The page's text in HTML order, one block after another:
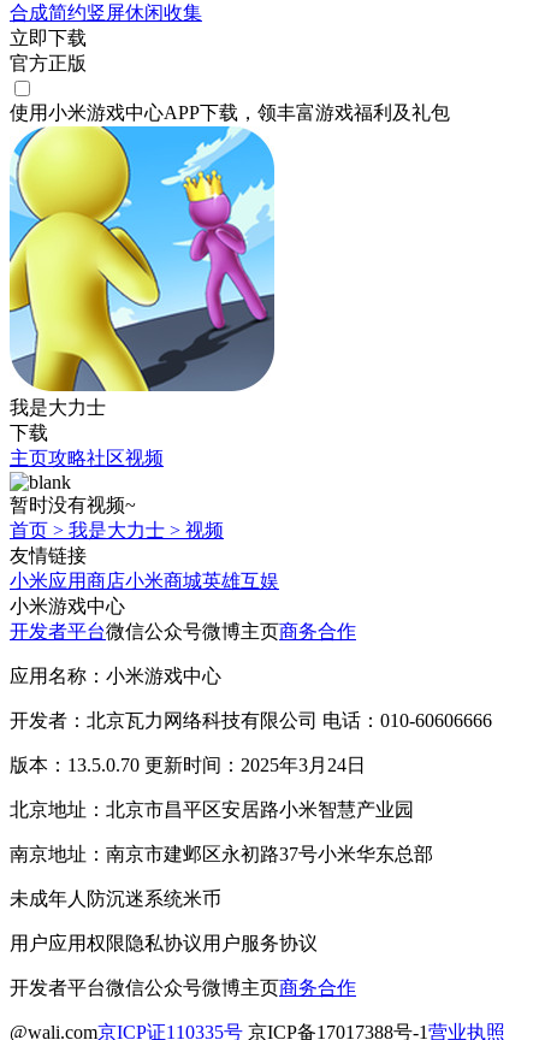
合成简约竖屏休闲收集
立即下载
官方正版
使用小米游戏中心APP下载 ，领丰富游戏福利 及礼包
我是大力士
下载
主页攻略社区视频
暂时没有视频~
首页 > 我是大力士 > 视频
友情链接
小米应用商店小米商城英雄互娱
小米游戏中心
开发者平台微信公众号微博主页商务合作
应用名称：小米游戏中心
开发者：北京瓦力网络科技有限公司 电话：010-60606666
版本：13.5.0.70 更新时间：2025年3月24日
北京地址：北京市昌平区安居路小米智慧产业园
南京地址：南京市建邺区永初路37号小米华东总部
未成年人防沉迷系统米币
用户应用权限隐私协议用户服务协议
开发者平台微信公众号微博主页商务合作
@wali.com京ICP证110335号 京ICP备17017388号-1营业执照